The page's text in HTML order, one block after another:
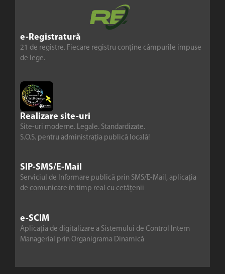
e-Registratură
21 de registre. Fiecare registru conține câmpurile impuse
de lege.
Realizare site-uri
Site-uri moderne. Legale. Standardizate.
S.O.S. pentru administrația publică locală!
SIP-SMS/E-Mail
Serviciul de Informare publică prin SMS/E-Mail, aplicația
de comunicare în timp real cu cetățenii
e-SCIM
Aplicația de digitalizare a Sistemului de Control Intern
Managerial prin Organigrama Dinamică